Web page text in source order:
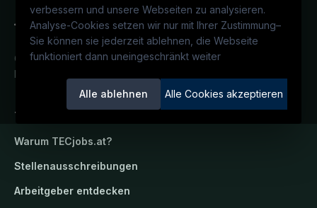
verbessern und unsere Webseiten zu analysieren.
Analyse-Cookies setzen wir nur mit Ihrer Zustimmung–
Sie können sie jederzeit ablehnen, die Webseite
funktioniert dann uneingeschränkt weiter
Alle ablehnen Alle Cookies akzeptieren
Österreichs technisches Karriereportal.
Ein Service der candidatis GmbH.
TECjobs.at
Warum TECjobs.at?
Stellenausschreibungen
Arbeitgeber entdecken